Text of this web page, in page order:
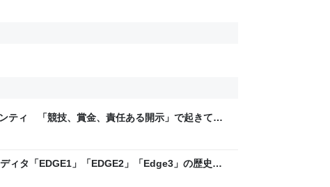
ティ 「競技、賞金、責任ある開示」で起きてい
テックLAB
ィタ「EDGE1」「EDGE2」「Edge3」の歴史に
ス】 - レバテックLAB